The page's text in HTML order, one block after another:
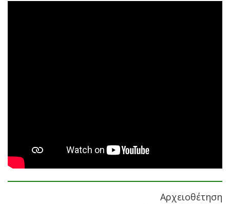
Αρχειοθέτηση